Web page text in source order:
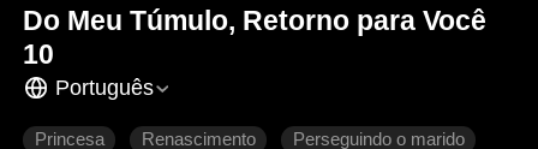
Do Meu Túmulo, Retorno para Você
10
Português
Princesa Renascimento Perseguindo o marido